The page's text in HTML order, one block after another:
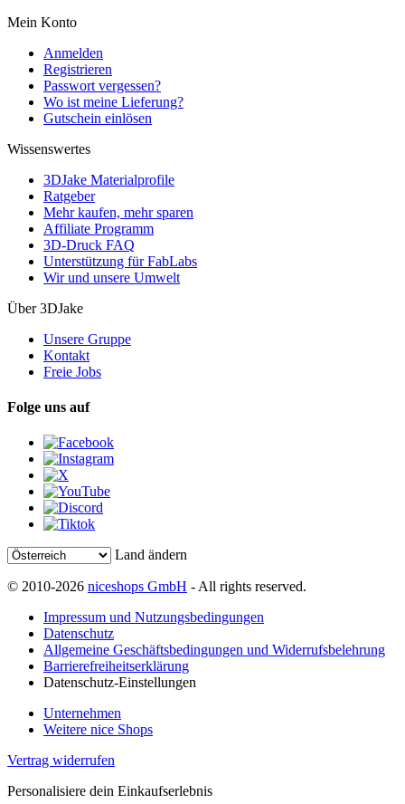
Mein Konto
Anmelden
Registrieren
Passwort vergessen?
Wo ist meine Lieferung?
Gutschein einlösen
Wissenswertes
3DJake Materialprofile
Ratgeber
Mehr kaufen, mehr sparen
Affiliate Programm
3D-Druck FAQ
Unterstützung für FabLabs
Wir und unsere Umwelt
Über 3DJake
Unsere Gruppe
Kontakt
Freie Jobs
Folge uns auf
Land ändern
© 2010-2026 niceshops GmbH - All rights reserved.
Impressum und Nutzungsbedingungen
Datenschutz
Allgemeine Geschäftsbedingungen und Widerrufsbelehrung
Barrierefreiheitserklärung
Datenschutz-Einstellungen
Unternehmen
Weitere nice Shops
Vertrag widerrufen
Personalisiere dein Einkaufserlebnis